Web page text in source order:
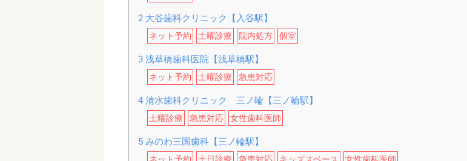
2大谷歯科クリニック【入谷駅】
ネット予約 土曜診療 院内処方 個室
3浅草橋歯科医院【浅草橋駅】
ネット予約 土曜診療 急患対応
4清水歯科クリニック 三ノ輪【三ノ輪駅】
土曜診療 急患対応 女性歯科医師
5みのわ三国歯科【三ノ輪駅】
ネット予約 土日診療 急患対応 キッズスペース 女性歯科医師